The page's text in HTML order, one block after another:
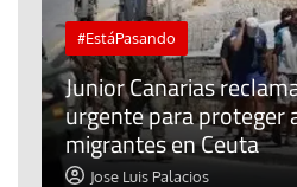
#EstáPasando
Junior Canarias
urgente para proteger
migrantes en Ceuta
Jose Luis Palacios